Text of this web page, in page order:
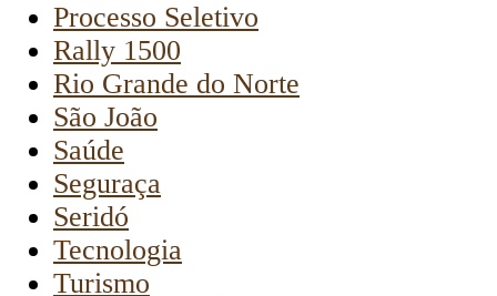
Processo Seletivo
Rally 1500
Rio Grande do Norte
São João
Saúde
Seguraça
Seridó
Tecnologia
Turismo